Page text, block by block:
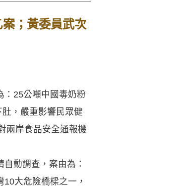
；黃委員武次
：25公噸中國毒奶粉
，嚴重影響民眾健
兩岸食品安全通報機
動調查，案由為：
大危險橋樑之一，